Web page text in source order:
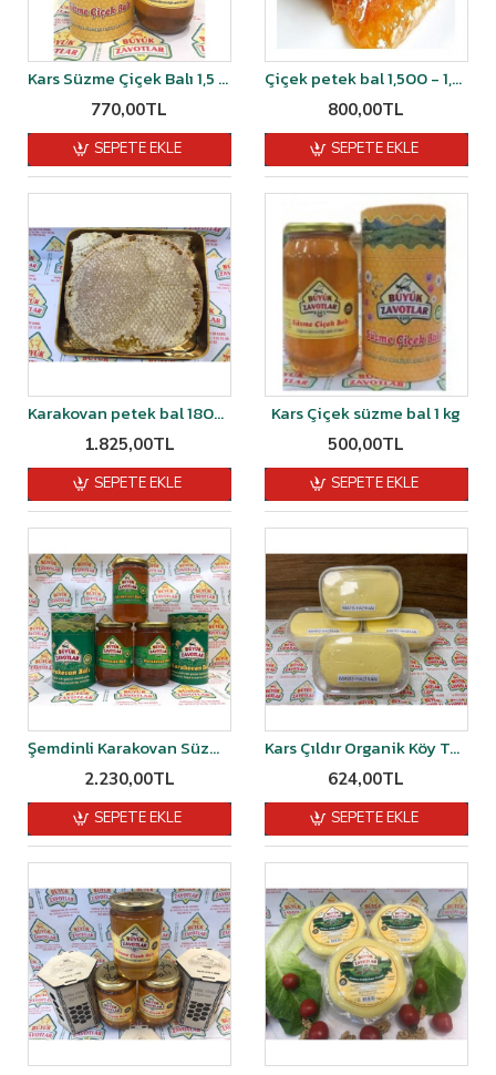
Kars Süzme Çiçek Balı 1,5 kg
770,00TL
SEPETE EKLE
Çiçek petek bal 1,500 - 1,600 kg
800,00TL
SEPETE EKLE
Karakovan petek bal 1800 ile 1900 gr arası
1.825,00TL
SEPETE EKLE
Kars Çiçek süzme bal 1 kg
500,00TL
SEPETE EKLE
Şemdinli Karakovan Süzme Balı 1 kg
2.230,00TL
SEPETE EKLE
Kars Çıldır Organik Köy Tereyağı 1 kg
624,00TL
SEPETE EKLE